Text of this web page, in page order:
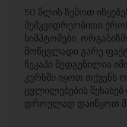
50 წლის ზემოთ
მემკვიდრეობითი
სიმპტომები,
მოწყვლადი გარე
ჩეკაპი შედგენილია
კურსში იყოთ თქვენს
ცვლილებების
დროულად დაიწყოთ